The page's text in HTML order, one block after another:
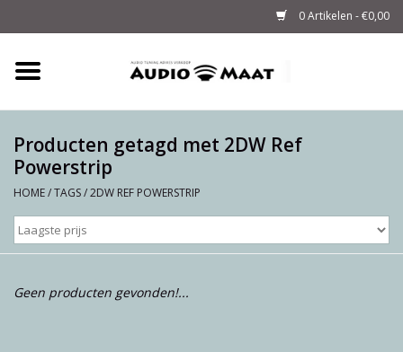
0 Artikelen - €0,00
Tuning
M-WAY Cables &
Producten getagd met 2DW Ref
Powerstrip
HOME/TAGS/2DW REF POWERSTRIP
Geen producten gevonden!...